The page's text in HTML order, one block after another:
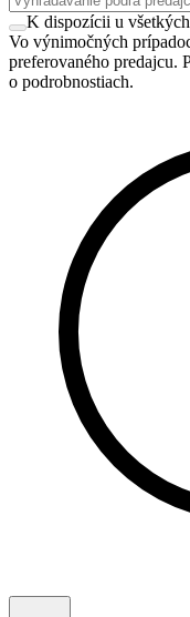
K dispozícii u
Vo výnimočných
preferovaného predajcu.
o podrobnostiach.